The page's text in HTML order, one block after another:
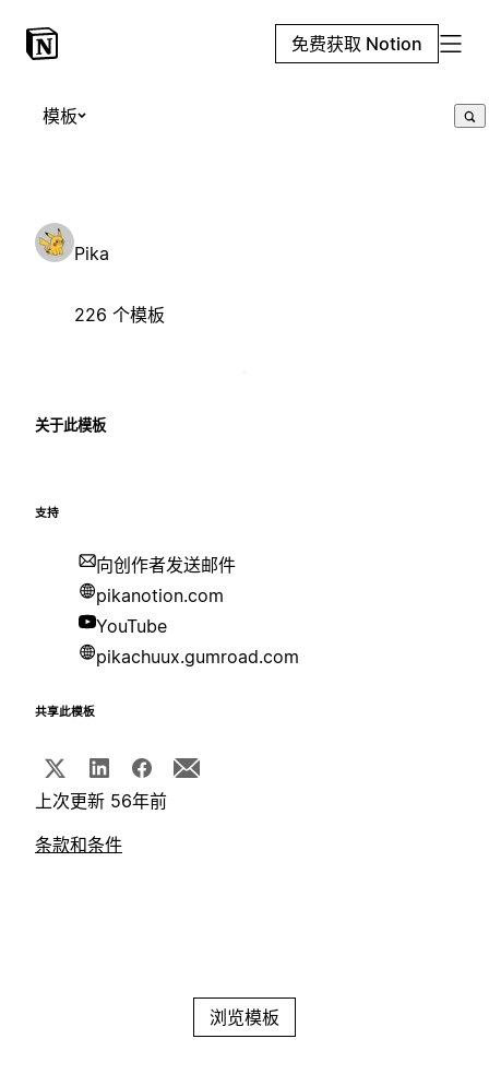
免费获取 Notion
模板
Pika
226 个模板
关于此模板
支持
向创作者发送邮件
pikanotion.com
YouTube
pikachuux.gumroad.com
共享此模板
上次更新 56年前
条款和条件
浏览模板